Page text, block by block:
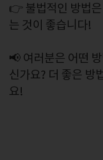
👉 불법적인 방법
는 것이 좋습니다!
📢 여러분은 어떤
신가요? 더 좋은 방
요!